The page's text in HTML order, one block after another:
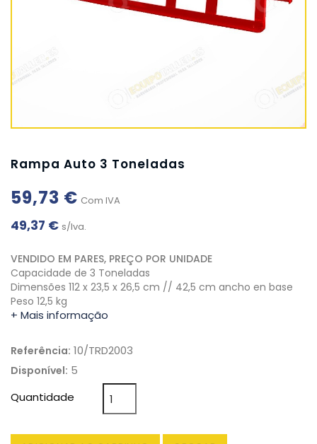
Rampa Auto 3 Toneladas
59,73 € Com IVA
49,37 € s/Iva.
VENDIDO EM PARES, PREÇO POR UNIDADE
Capacidade de 3 Toneladas
Dimensões 112 x 23,5 x 26,5 cm // 42,5 cm ancho en base
Peso 12,5 kg
+ Mais informação
Referência: 10/TRD2003
Disponível: 5
Quantidade